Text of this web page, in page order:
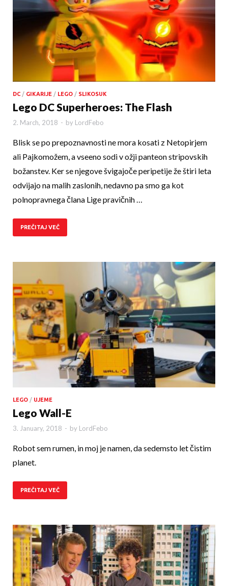
DC / GIKARIJE / LEGO / SLIKOSUK
Lego DC Superheroes: The Flash
2. March, 2018 - by LordFebo
Blisk se po prepoznavnosti ne mora kosati z Netopirjem
ali Pajkomožem, a vseeno sodi v ožji panteon stripovskih
božanstev. Ker se njegove švigajoče peripetije že štiri leta
odvijajo na malih zaslonih, nedavno pa smo ga kot
polnopravnega člana Lige pravičnih …
PREČITAJ VEČ
LEGO / UJEME
Lego Wall-E
3. January, 2018 - by LordFebo
Robot sem rumen, in moj je namen, da sedemsto let čistim
planet.
PREČITAJ VEČ